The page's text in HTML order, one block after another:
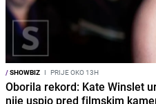
/SHOWBIZ I PRIJE OKO 13H
Oborila rekord: Kate Winslet
nije uspio pred filmskim